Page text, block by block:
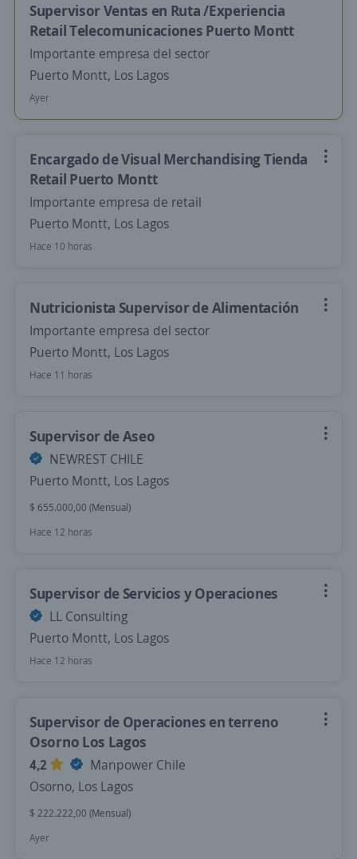
Supervisor Ventas en Ruta /Experiencia
Retail Telecomunicaciones Puerto Montt
Importante empresa del sector
Puerto Montt, Los Lagos
Ayer
Encargado de Visual Merchandising Tienda
Retail Puerto Montt
Importante empresa de retail
Puerto Montt, Los Lagos
Hace 10 horas
Nutricionista Supervisor de Alimentación
Importante empresa del sector
Puerto Montt, Los Lagos
Hace 11 horas
Supervisor de Aseo
NEWREST CHILE
Puerto Montt, Los Lagos
$ 655.000,00 (Mensual)
Hace 12 horas
Supervisor de Servicios y Operaciones
LL Consulting
Puerto Montt, Los Lagos
Hace 12 horas
Supervisor de Operaciones en terreno
Osorno Los Lagos
4,2
Manpower Chile
Osorno, Los Lagos
$ 222.222,00 (Mensual)
Ayer